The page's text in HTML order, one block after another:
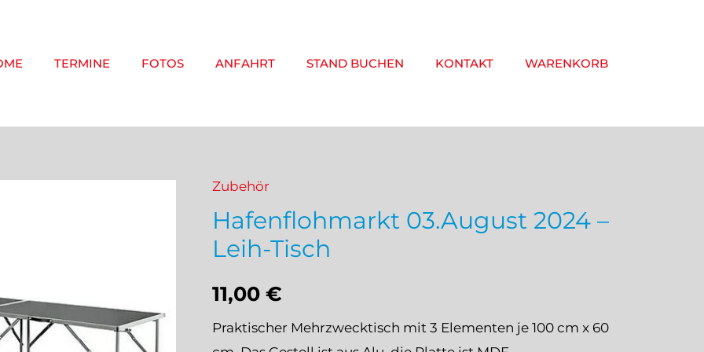
TERMINE FOTOS ANFAHRT STAND BUCHEN KONTAKT WARENKORB
Zubehör
Hafenflohmarkt 03.August 2024 –
Leih-Tisch
11,00 €
Praktischer Mehrzwecktisch mit 3 Elementen je 100 cm x 60